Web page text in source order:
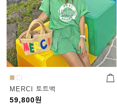
MERCI 토트백
59,800원